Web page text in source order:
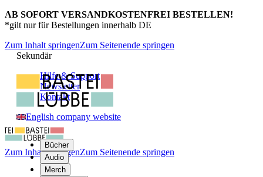
AB SOFORT VERSANDKOSTENFREI BESTELLEN!
*gilt nur für Bestellungen innerhalb DE
Zum Inhalt springenZum Seitenende springen
Sekundär
Hilfe & Support
Newsletter
Kontakt
English company website
Bücher
Audio
Merch
Zum Inhalt springenZum Seitenende springen